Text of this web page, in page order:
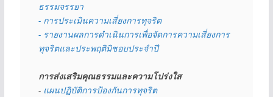
ธรรมจรรยา
- การประเมินความเสี่ยงการทุจริต
- รายงานผลการดำเนินการเพื่อจัดการความเสี่ยงการ
ทุจริตและประพฤติมิชอบประจำปี
การส่งเสริมคุณธรรมและความโปร่งใส
- แผนปฏิบัติการป้องกันการทุจริต